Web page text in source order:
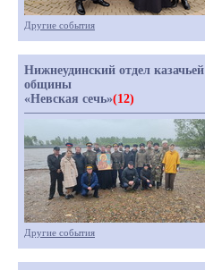
Другие события
Нижнеудинский отдел казачьей
общины
«Невская сечь»(12)
Другие события